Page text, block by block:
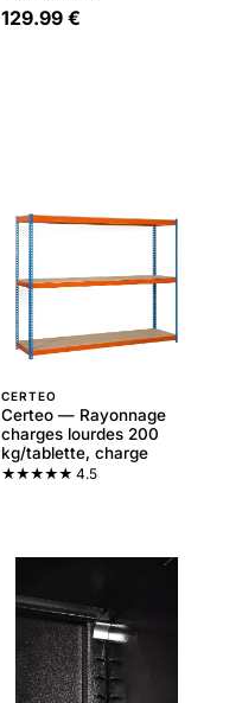
129.99 €
CERTEO
Certeo — Rayonnage
charges lourdes 200
kg/tablette, charge
★★★★★ 4.5